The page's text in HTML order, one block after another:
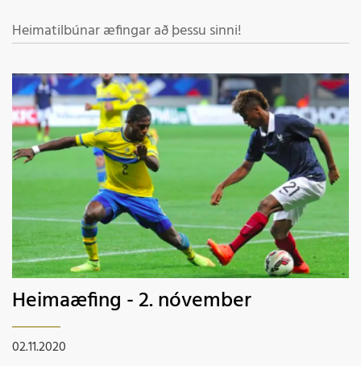
Heimatilbúnar æfingar að þessu sinni!
Heimaæfing - 2. nóvember
02.11.2020